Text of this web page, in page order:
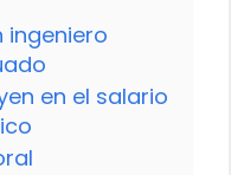
ingeniero
en el salario